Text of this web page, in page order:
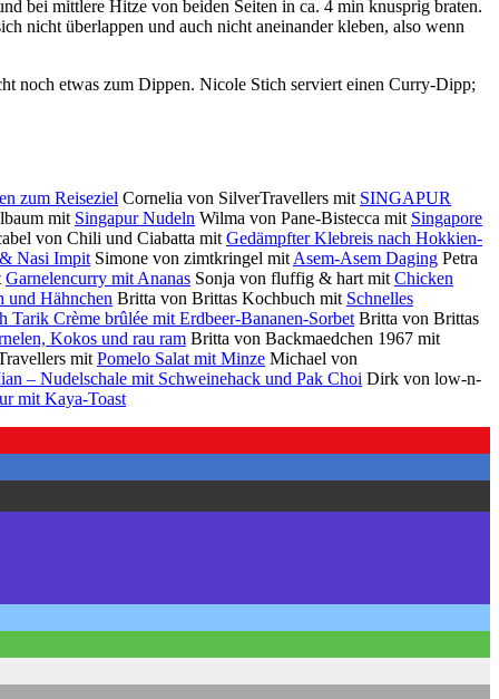
bei mittlere Hitze von beiden Seiten in ca. 4 min knusprig braten.
nicht überlappen und auch nicht aneinander kleben, also wenn
noch etwas zum Dippen. Nicole Stich serviert einen Curry-Dipp;
zum Reiseziel Cornelia von SilverTravellers mit SINGAPUR
mit Singapur Nudeln Wilma von Pane-Bistecca mit Singapore
von Chili und Ciabatta mit Gedämpfter Klebreis nach Hokkien-
Nasi Impit Simone von zimtkringel mit Asem-Asem Daging Petra
Garnelencurry mit Ananas Sonja von fluffig & hart mit Chicken
und Hähnchen Britta von Brittas Kochbuch mit Schnelles
Tarik Crème brûlée mit Erdbeer-Bananen-Sorbet Britta von Brittas
Kokos und rau ram Britta von Backmaedchen 1967 mit
mit Pomelo Salat mit Minze Michael von
– Nudelschale mit Schweinehack und Pak Choi Dirk von low-n-
mit Kaya-Toast